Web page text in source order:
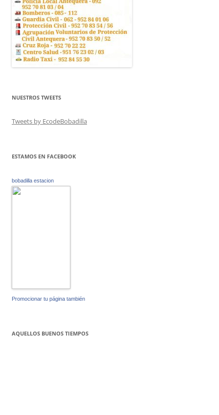
NUESTROS TWEETS
Tweets by EcodeBobadilla
ESTAMOS EN FACEBOOK
bobadilla estacion
Promocionar tu página también
AQUELLOS BUENOS TIEMPOS